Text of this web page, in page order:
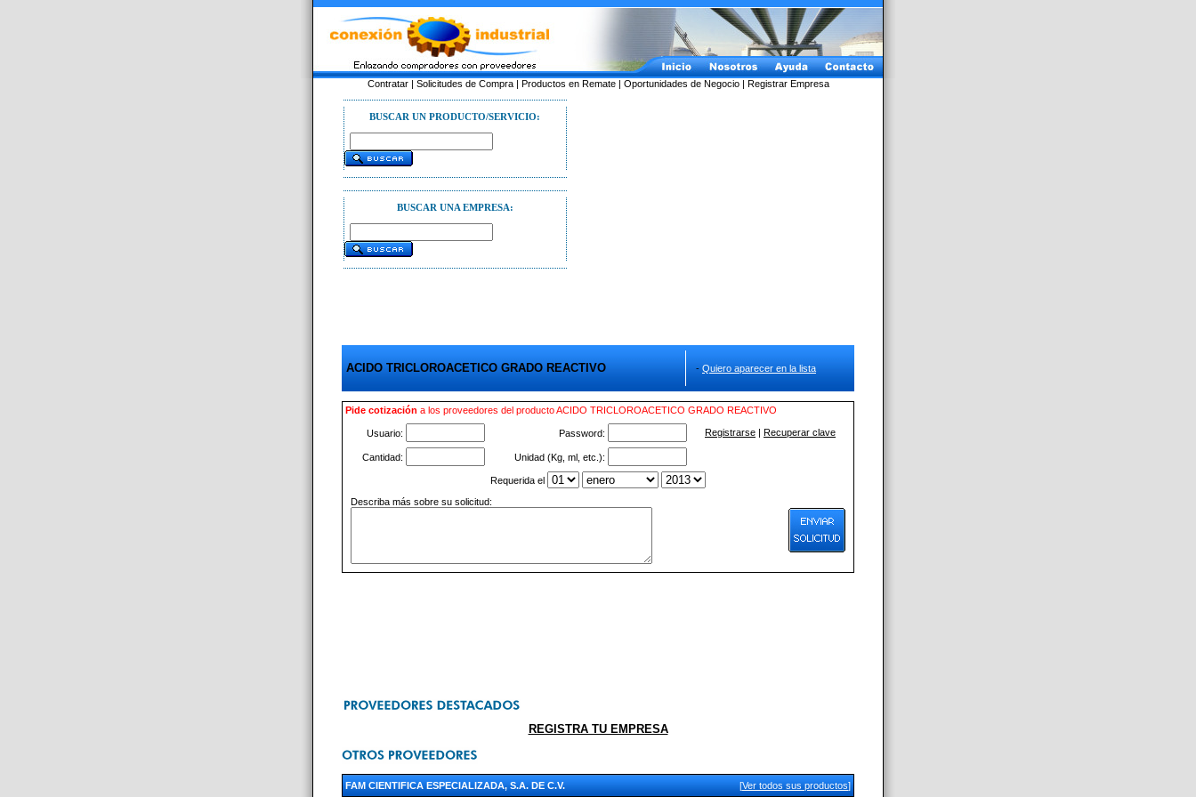
Contratar| Solicitudes de Compra| Productos en Remate| Oportunidades de Negocio| Registrar Empresa
BUSCAR UN PRODUCTO/SERVICIO:
BUSCAR UNA EMPRESA:
ACIDO TRICLOROACETICO GRADO REACTIVO - Quiero aparecer en la lista
Pide cotización a los proveedores del producto ACIDO TRICLOROACETICO GRADO REACTIVO
Usuario: Password: Registrarse | Recuperar clave
Cantidad: Unidad (Kg, ml, etc.):
Requerida el
Describa más sobre su solicitud:
REGISTRA TU EMPRESA
FAM CIENTIFICA ESPECIALIZADA, S.A. DE C.V. [Ver todos sus productos]